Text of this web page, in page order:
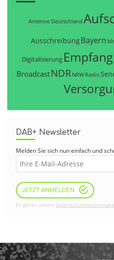
Antenne Deutschland
AusschreibungBayern
Digitalisierung Empfang
Broadcast NDR NRW Radio
DAB+ Newsletter
Melden Sie sich nun einfach und
JETZT ANMELDEN
Es gelten unsere